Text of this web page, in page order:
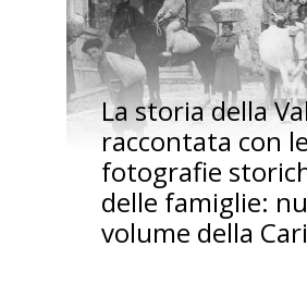
La storia della
raccontata con le
fotografie
delle famiglie:
volume della